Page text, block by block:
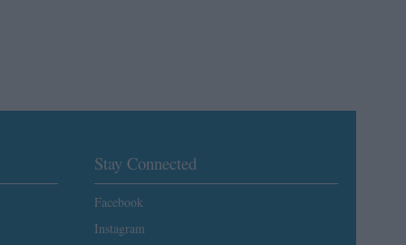
Stay Connected
Facebook
Instagram